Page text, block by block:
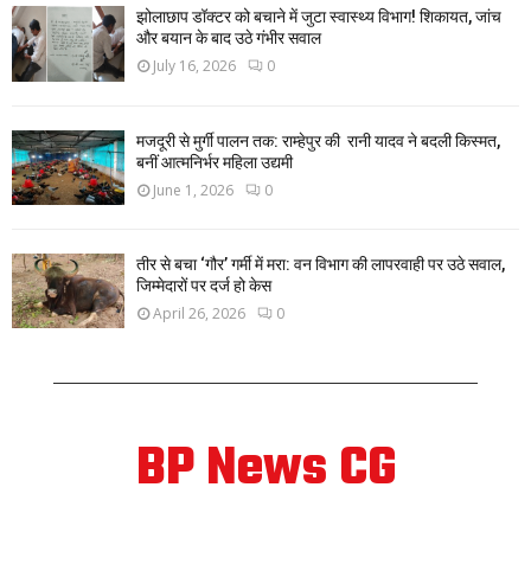
झोलाछाप डॉक्टर को बचाने में जुटा स्वास्थ्य विभाग! शिकायत, जांच
और बयान के बाद उठे गंभीर सवाल
July 16, 2026 0
मजदूरी से मुर्गी पालन तक: राम्हेपुर की रानी यादव ने बदली किस्मत,
बनीं आत्मनिर्भर महिला उद्यमी
June 1, 2026 0
तीर से बचा ‘गौर’ गर्मी में मरा: वन विभाग की लापरवाही पर उठे सवाल,
जिम्मेदारों पर दर्ज हो केस
April 26, 2026 0
BP News CG